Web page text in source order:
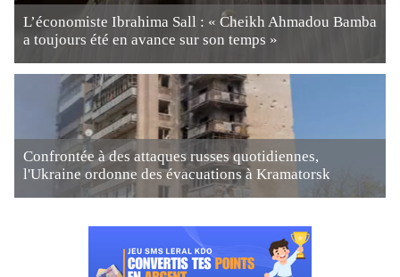
L’économiste Ibrahima Sall : « Cheikh Ahmadou Bamba
a toujours été en avance sur son temps »
Confrontée à des attaques russes quotidiennes,
l'Ukraine ordonne des évacuations à Kramatorsk